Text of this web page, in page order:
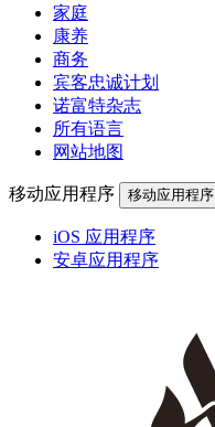
家庭
康养
商务
宾客忠诚计划
诺富特杂志
所有语言
网站地图
移动应用程序 移动应用程序
iOS 应用程序
安卓应用程序